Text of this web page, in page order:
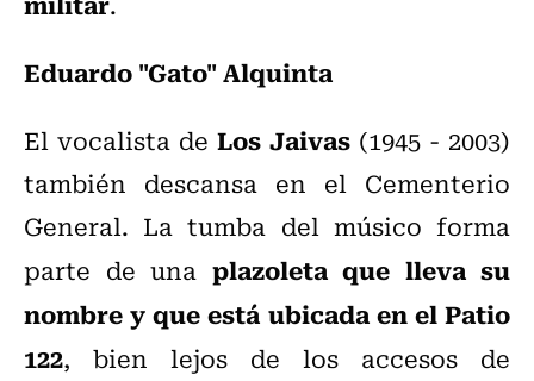
Eduardo "Gato" Alquinta
El vocalista de Los Jaivas (1945 - 2003)
también descansa en el Cementerio
General. La tumba del músico forma
parte de una plazoleta que lleva su
nombre y que está ubicada en el Patio
122, bien lejos de los accesos de